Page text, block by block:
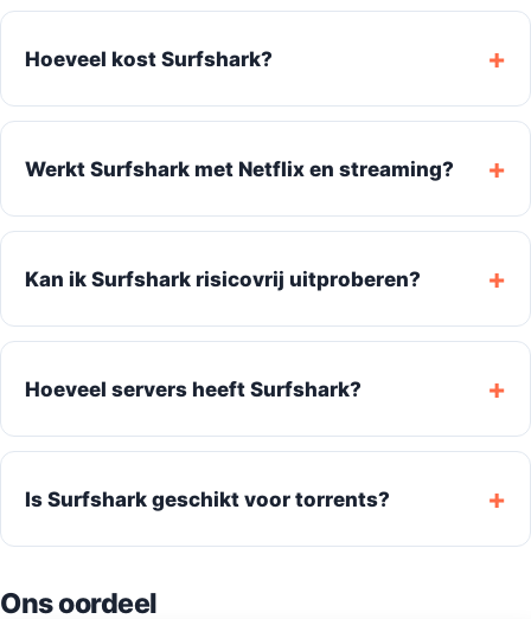
Hoeveel kost Surfshark?
Werkt Surfshark met Netflix en streaming?
Kan ik Surfshark risicovrij uitproberen?
Hoeveel servers heeft Surfshark?
Is Surfshark geschikt voor torrents?
Ons oordeel